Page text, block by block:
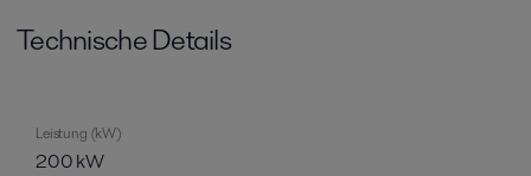
Technische Details
Leistung (kW)
200 kW